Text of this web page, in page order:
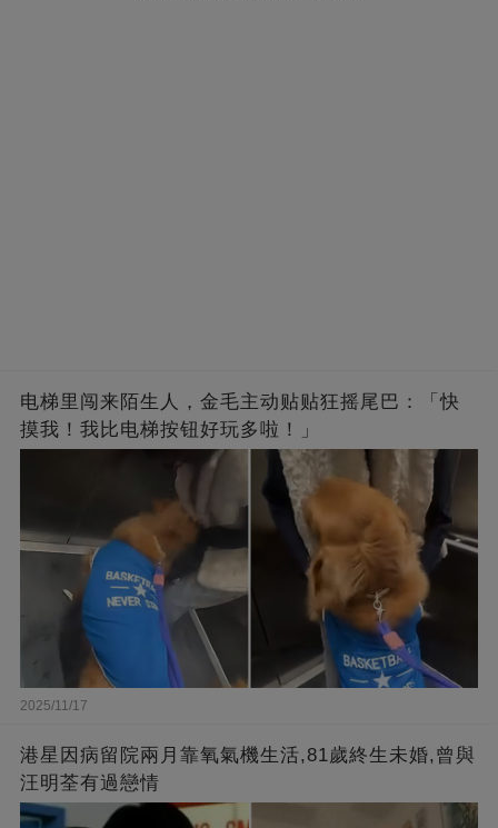
电梯里闯来陌生人，金毛主动贴贴狂摇尾巴：「快
摸我！我比电梯按钮好玩多啦！」
2025/11/17
港星因病留院兩月靠氧氣機生活,81歲終生未婚,曾與
汪明荃有過戀情